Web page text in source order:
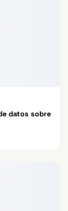
datos sobre